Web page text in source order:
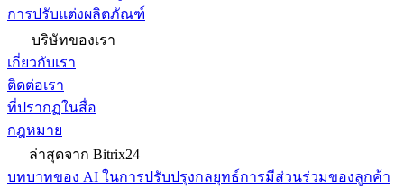
การปรับแต่งผลิตภัณฑ์
บริษัทของเรา
เกี่ยวกับเรา
ติดต่อเรา
ที่ปรากฏในสื่อ
กฎหมาย
ล่าสุดจาก Bitrix24
บทบาทของ AI ในการปรับปรุงกลยุทธ์การมีส่วนร่วมของลูกค้า